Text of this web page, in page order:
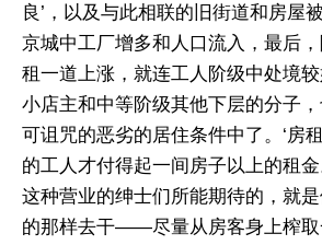
良’，以及与此相联的旧街道和房屋
京城中工厂增多和人口流入，最后
租一道上涨，就连工人阶级中处境
小店主和中等阶级其他下层的分子
可诅咒的恶劣的居住条件中了。‘房
的工人才付得起一间房子以上的租
这种营业的绅士们所能期待的，就
的那样去干——尽量从房客身上榨取